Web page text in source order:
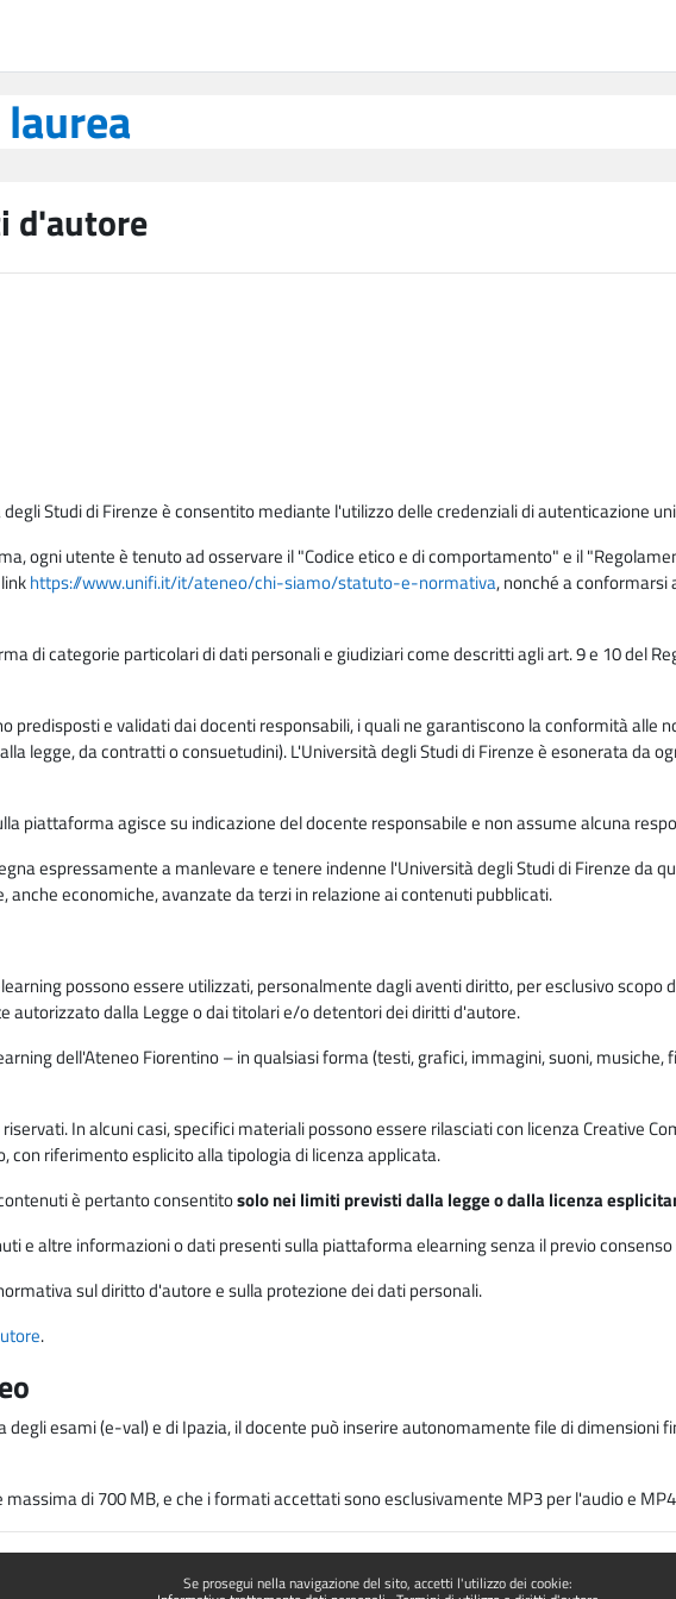
Se prosegui nella navigazione del sito, accetti l'utilizzo dei cookie:
d'autore
Studi di Firenze è consentito mediante l'utilizzo delle credenziali di autenticazione
ogni utente è tenuto ad osservare il "Codice etico e di comportamento" e il
https://www.unifi.it/it/ateneo/chi-siamo/statuto-e-normativa, nonché a conformarsi
di categorie particolari di dati personali e giudiziari come descritti agli art. 9 e 10 del
e validati dai docenti responsabili, i quali ne garantiscono la conformità alle
legge, da contratti o consuetudini). L'Università degli Studi di Firenze è esonerata da
piattaforma agisce su indicazione del docente responsabile e non assume alcuna
espressamente a manlevare e tenere indenne l'Università degli Studi di Firenze da
anche economiche, avanzate da terzi in relazione ai contenuti pubblicati.
possono essere utilizzati, personalmente dagli aventi diritto, per esclusivo scopo
autorizzato dalla Legge o dai titolari e/o detentori dei diritti d'autore.
dell'Ateneo Fiorentino – in qualsiasi forma (testi, grafici, immagini, suoni,
In alcuni casi, specifici materiali possono essere rilasciati con licenza Creative
riferimento esplicito alla tipologia di licenza applicata.
è pertanto consentitosolo nei limiti previsti dalla legge o dalla licenza
e altre informazioni o dati presenti sulla piattaforma elearning senza il previo
sul diritto d'autore e sulla protezione dei dati personali.
.
esami (e-val) e di Ipazia, il docente può inserire autonomamente file di dimensioni
di 700 MB, e che i formati accettati sono esclusivamente MP3 per l'audio e